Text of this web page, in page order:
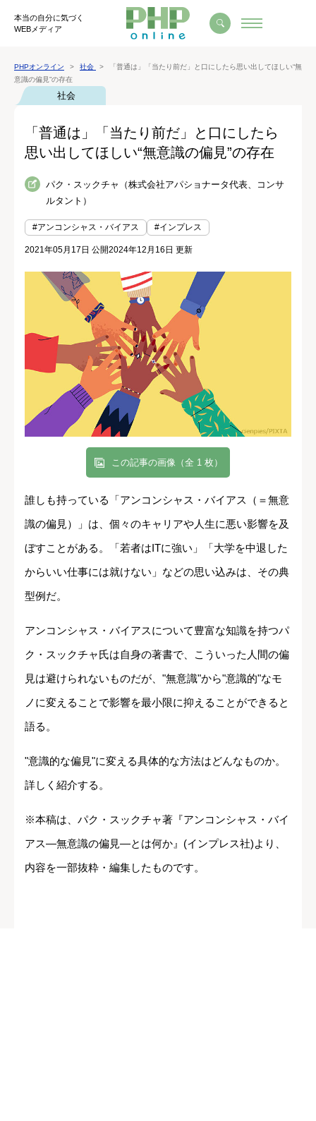
本当の自分に気づく
WEBメディア
PHPオンライン 社会
「普通は」「当たり前だ」と口にしたら思い出してほしい“無
意識の偏見”の存在
社会
「普通は」「当たり前だ」と口にしたら
思い出してほしい“無意識の偏見”の存在
パク・スックチャ（株式会社アパショナータ代表、コンサ
ルタント）
#アンコンシャス・バイアス #インプレス
2021年05月17日 公開2024年12月16日 更新
この記事の画像（全 1 枚）
誰しも持っている「アンコンシャス・バイアス（＝無意
識の偏見）」は、個々のキャリアや人生に悪い影響を及
ぼすことがある。「若者はITに強い」「大学を中退した
からいい仕事には就けない」などの思い込みは、その典
型例だ。
アンコンシャス・バイアスについて豊富な知識を持つパ
ク・スックチャ氏は自身の著書で、こういった人間の偏
見は避けられないものだが、"無意識"から"意識的"なモ
ノに変えることで影響を最小限に抑えることができると
語る。
"意識的な偏見"に変える具体的な方法はどんなものか。
詳しく紹介する。
※本稿は、パク・スックチャ著『アンコンシャス・バイ
アス―無意識の偏見―とは何か』(インプレス社)より、
内容を一部抜粋・編集したものです。